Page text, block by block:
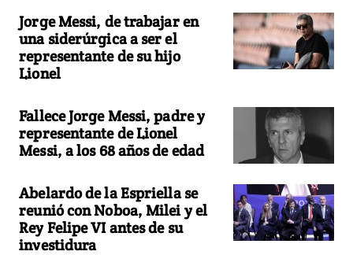
Jorge Messi, de trabajar en
una siderúrgica a ser el
representante de su hijo
Lionel
Fallece Jorge Messi, padre y
representante de Lionel
Messi, a los 68 años de edad
Abelardo de la Espriella se
reunió con Noboa, Milei y el
Rey Felipe VI antes de su
investidura